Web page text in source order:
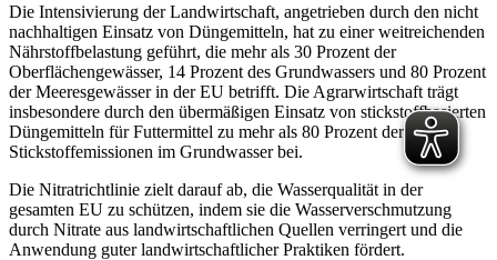
Die Intensivierung der Landwirtschaft, angetrieben durch den nicht
nachhaltigen Einsatz von Düngemitteln, hat zu einer weitreichenden
Nährstoffbelastung geführt, die mehr als 30 Prozent der
Oberflächengewässer, 14 Prozent des Grundwassers und 80 Prozent
der Meeresgewässer in der EU betrifft. Die Agrarwirtschaft trägt
insbesondere durch den übermäßigen Einsatz von stickstoffbasierten
Düngemitteln für Futtermittel zu mehr als 80 Prozent der
Stickstoffemissionen im Grundwasser bei.
Die Nitratrichtlinie zielt darauf ab, die Wasserqualität in der
gesamten EU zu schützen, indem sie die Wasserverschmutzung
durch Nitrate aus landwirtschaftlichen Quellen verringert und die
Anwendung guter landwirtschaftlicher Praktiken fördert.